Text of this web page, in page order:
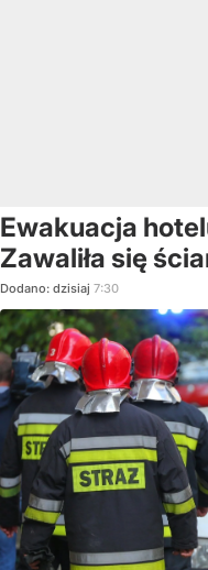
Ewakuacja
Zawaliła się
Dodano: dzisiaj 7:30